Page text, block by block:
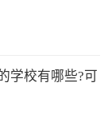
学校有哪些?可